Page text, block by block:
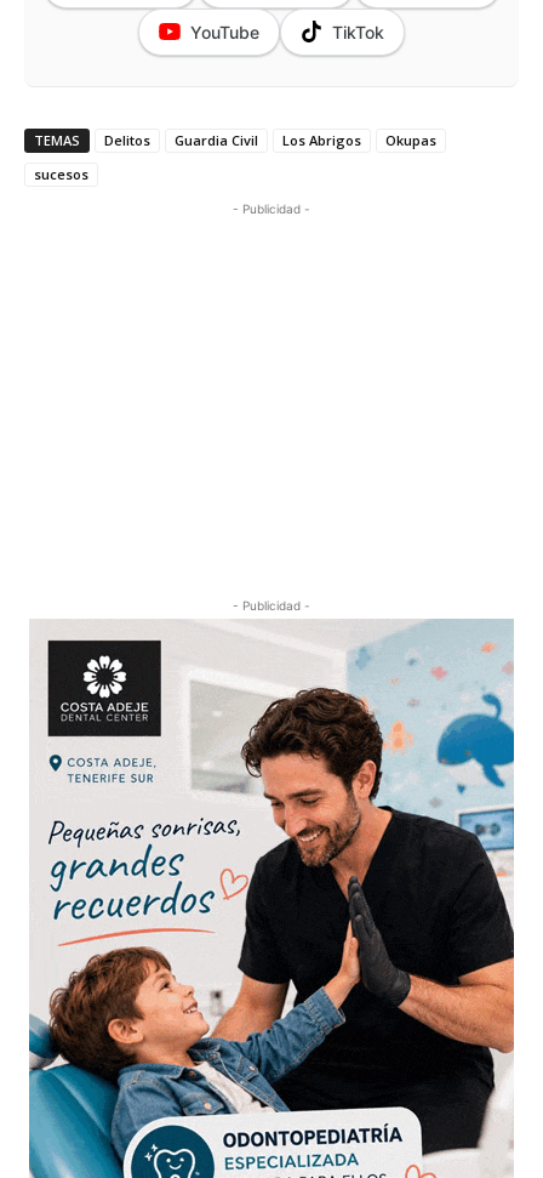
YouTube TikTok
TEMAS Delitos Guardia Civil Los Abrigos
Okupas
sucesos
- Publicidad -
- Publicidad -